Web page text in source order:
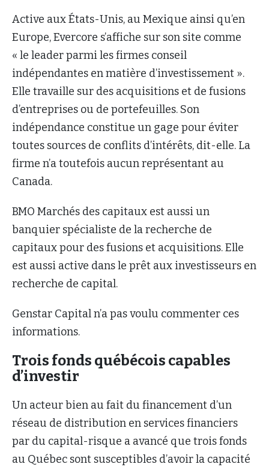
Active aux États-Unis, au Mexique ainsi qu’en
Europe, Evercore s’affiche sur son site comme
« le leader parmi les firmes conseil
indépendantes en matière d’investissement ».
Elle travaille sur des acquisitions et de fusions
d’entreprises ou de portefeuilles. Son
indépendance constitue un gage pour éviter
toutes sources de conflits d’intérêts, dit-elle. La
firme n’a toutefois aucun représentant au
Canada.
BMO Marchés des capitaux est aussi un
banquier spécialiste de la recherche de
capitaux pour des fusions et acquisitions. Elle
est aussi active dans le prêt aux investisseurs en
recherche de capital.
Genstar Capital n’a pas voulu commenter ces
informations.
Trois fonds québécois capables
d’investir
Un acteur bien au fait du financement d’un
réseau de distribution en services financiers
par du capital-risque a avancé que trois fonds
au Québec sont susceptibles d’avoir la capacité